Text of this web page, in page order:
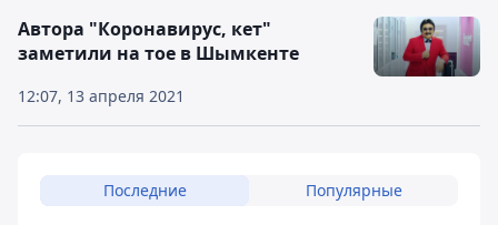
12:07, 13 апреля 2021
Автора "Коронавирус, кет"
заметили на тое в Шымкенте
Последние Популярные